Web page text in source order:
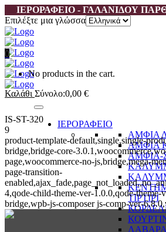
ΙΕΡΟΡΑΦΕΙΟ - ΓΑΛΑΝΙΔΟΥ
Επιλέξτε μια γλώσσα
0
No products in the cart.
Καλάθι Σύνολο:0,00 €
ΙΕΡΟΡΑΦΕΙΟ
ΑΜΦΙΑ
ΑΜΦΙΑ
ΑΜΦΙΑ-
ΤΙΡΤΙΡΙ
ΛΑΒΑΡΑ
IS-ST-320
9
product-template-default,single,single-
bridge,bridge-core-
page,woocommerce-no-js,bridge,mega-
page-transition-
4,qode-child-theme-ver-1.0.0,qode-theme-
bridge,wpb-js-composer js-comp-ver-